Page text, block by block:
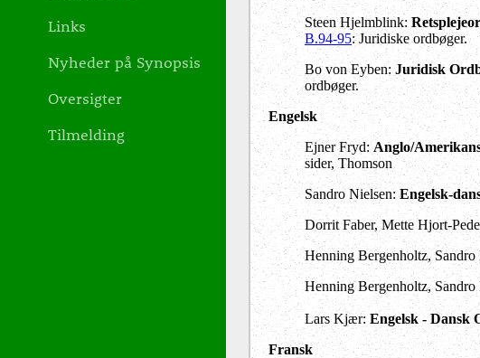
Steen Hjelmblink:
B.94-95: Juridiske ordbøger.
Bo von Eyben: Juridisk
ordbøger.
Engelsk
Ejner Fryd:Anglo/
sider, Thomson
Sandro Nielsen:Engelsk-
Dorrit Faber, Mette Hjort-
Henning Bergenholtz,
Henning Bergenholtz,
Lars Kjær: Engelsk - Dansk
Fransk
Links
Nyheder på Synopsis
Oversigter
Tilmelding